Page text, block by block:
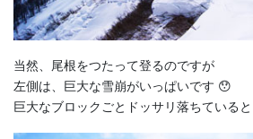
当然、尾根をつたって登るのですが
左側は、巨大な雪崩がいっぱいです 😯
巨大なブロックごとドッサリ落ちていると